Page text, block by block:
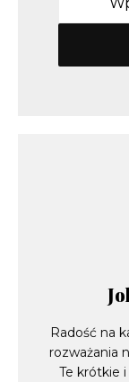
Radość na
rozważania
Te krótkie